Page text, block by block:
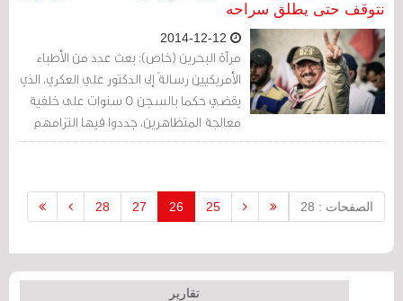
نتوقف حتى يطلق سراحه
مرآة البحرين (خاص): بعث عدد من الأطباء
الأمريكيين رسالةً إلى الدكتور علي العكري، الذي
يقضي حكما بالسجن 5 سنوات على خلفية
معالجة المتظاهرين، جددوا فيها التزامهم
بقضيته المُحقّة حتى إطلاق سراحه وعودته
الصفحات : 28 25
26
27
28
تقارير